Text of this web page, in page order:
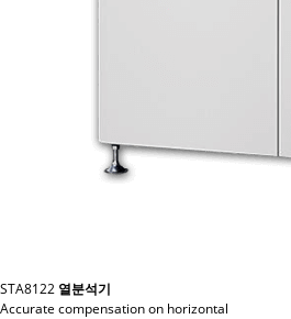
STA8122 열분석기
Accurate compensation on horizontal